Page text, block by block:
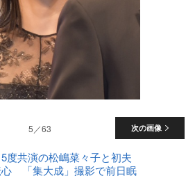
次の画像
5／63
度共演の松嶋菜々子と初夫
心 「集大成」撮影で前日眠